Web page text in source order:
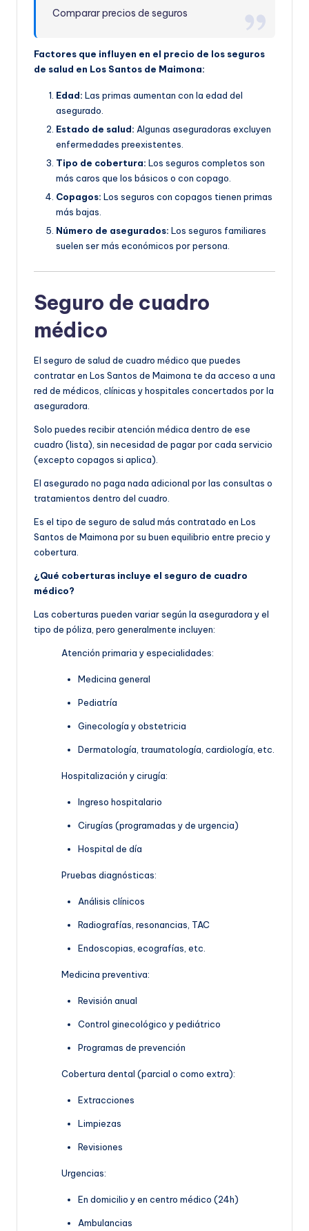
Comparar precios de seguros
Factores que influyen en el precio de los seguros
de salud en Los Santos de Maimona:
Edad: Las primas aumentan con la edad del
asegurado.
Estado de salud: Algunas aseguradoras excluyen
enfermedades preexistentes.
Tipo de cobertura: Los seguros completos son
más caros que los básicos o con copago.
Copagos: Los seguros con copagos tienen primas
más bajas.
Número de asegurados: Los seguros familiares
suelen ser más económicos por persona.
Seguro de cuadro
médico
El seguro de salud de cuadro médico que puedes
contratar en Los Santos de Maimona te da acceso a una
red de médicos, clínicas y hospitales concertados por la
aseguradora.
Solo puedes recibir atención médica dentro de ese
cuadro (lista), sin necesidad de pagar por cada servicio
(excepto copagos si aplica).
El asegurado no paga nada adicional por las consultas o
tratamientos dentro del cuadro.
Es el tipo de seguro de salud más contratado en Los
Santos de Maimona por su buen equilibrio entre precio y
cobertura.
¿Qué coberturas incluye el seguro de cuadro
médico?
Las coberturas pueden variar según la aseguradora y el
tipo de póliza, pero generalmente incluyen:
Atención primaria y especialidades:
Medicina general
Pediatría
Ginecología y obstetricia
Dermatología, traumatología, cardiología, etc.
Hospitalización y cirugía:
Ingreso hospitalario
Cirugías (programadas y de urgencia)
Hospital de día
Pruebas diagnósticas:
Análisis clínicos
Radiografías, resonancias, TAC
Endoscopias, ecografías, etc.
Medicina preventiva:
Revisión anual
Control ginecológico y pediátrico
Programas de prevención
Cobertura dental (parcial o como extra):
Extracciones
Limpiezas
Revisiones
Urgencias:
En domicilio y en centro médico (24h)
Ambulancias